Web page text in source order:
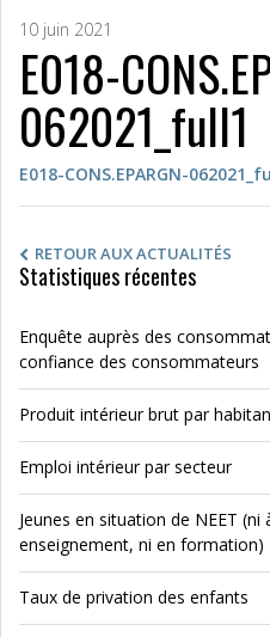
10 juin 2021
E018-
062021_full1
E018-CONS.EPARGN-
RETOUR AUX ACTUALITÉS
Statistiques récentes
Enquête auprès des
confiance des consommateurs
Produit intérieur brut par
Emploi intérieur par secteur
Jeunes en situation de NEET (ni
enseignement, ni en formation)
Taux de privation des enfants